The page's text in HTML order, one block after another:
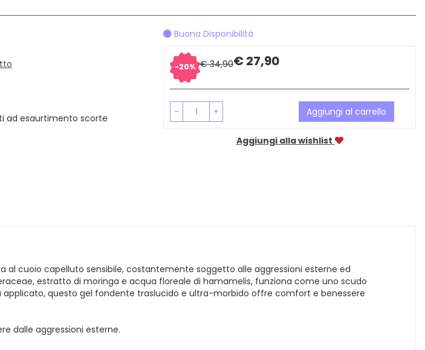
ad esaurtimento scorte
Buona Disponibilità
Sconto
del20% € 34,90Prezzo
scontato
€ 27,90
- + Aggiungi al carrello
Aggiungi alla wishlist
cuoio capelluto sensibile, costantemente soggetto alle aggressioni esterne ed
estratto di moringa e acqua floreale di hamamelis, funziona come uno scudo
questo gel fondente traslucido e ultra-morbido offre comfort e benessere
dalle aggressioni esterne.